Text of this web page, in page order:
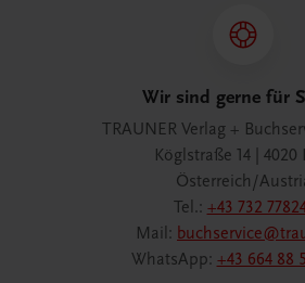
Wir sind gerne für
TRAUNER Verlag +
Köglstraße 14 | 4020
Österreich/
Tel.: +43 732
Mail:
WhatsApp: +43 664 88